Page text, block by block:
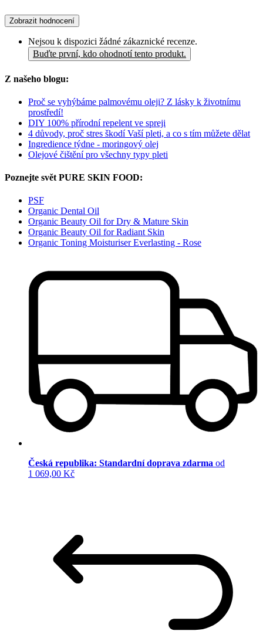
Zobrazit hodnocení
Nejsou k dispozici žádné zákaznické recenze.
Buďte první, kdo ohodnotí tento produkt.
Z našeho blogu:
Proč se vyhýbáme palmovému oleji? Z lásky k životnímu
prostředí!
DIY 100% přírodní repelent ve spreji
4 důvody, proč stres škodí Vaší pleti, a co s tím můžete dělat
Ingredience týdne - moringový olej
Olejové čištění pro všechny typy pleti
Poznejte svět PURE SKIN FOOD:
PSF
Organic Dental Oil
Organic Beauty Oil for Dry & Mature Skin
Organic Beauty Oil for Radiant Skin
Organic Toning Moisturiser Everlasting - Rose
Česká republika: Standardní doprava zdarma od
1 069,00 Kč